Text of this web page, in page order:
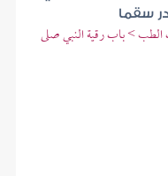
سقما
> باب رقية النبي صلى